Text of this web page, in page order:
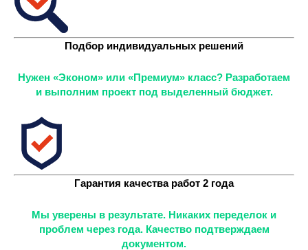
Подбор индивидуальных решений
Нужен «Эконом» или «Премиум» класс? Разработаем
и выполним проект под выделенный бюджет.
Гарантия качества работ 2 года
Мы уверены в результате. Никаких переделок и
проблем через года. Качество подтверждаем
документом.